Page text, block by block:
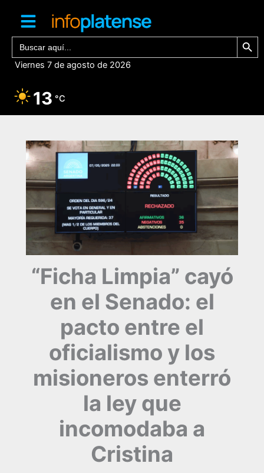
contenido
Buscar: Botón de
Viernes 7 de agosto de 2026
13 °C
“Ficha Limpia” cayó
en el Senado: el
pacto entre el
oficialismo y los
misioneros enterró
la ley que
incomodaba a
Cristina